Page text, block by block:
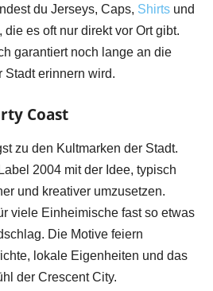
du Jerseys, Caps, Shirts und
es oft nur direkt vor Ort gibt.
garantiert noch lange an die
Stadt erinnern wird.
Coast
zu den Kultmarken der Stadt.
2004 mit der Idee, typisch
und kreativer umzusetzen.
viele Einheimische fast so etwas
Die Motive feiern
lokale Eigenheiten und das
der Crescent City.